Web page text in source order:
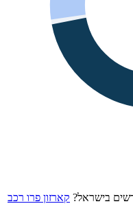
בישראל? קארזון פרו רכב